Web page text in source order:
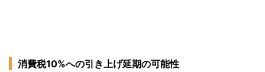
消費税10%への引き上げ延期の可能性